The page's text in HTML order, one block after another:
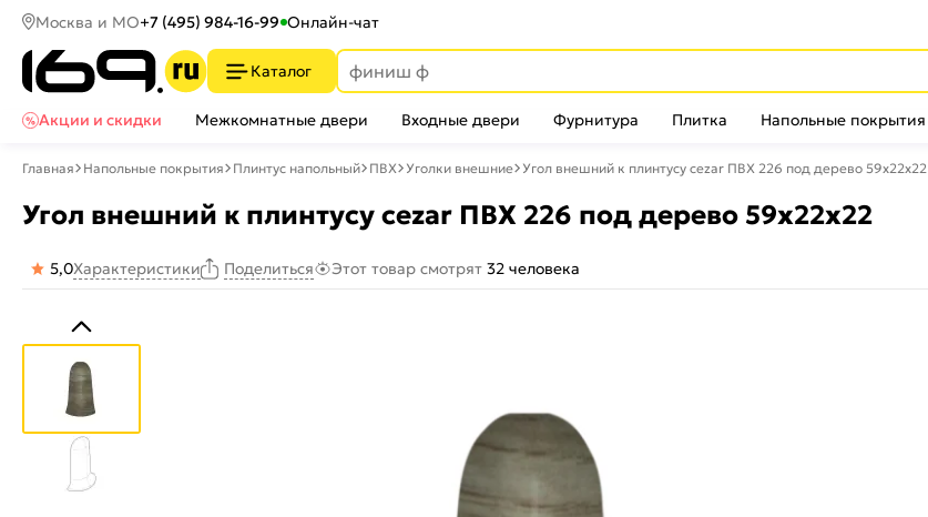
Москва и МО+7 (495) 984-16-99 Онлайн-чат
Каталог
Акции и скидки
Межкомнатные двери Входные двери Фурнитура Плитка Напольные покрытия
Главная Напольные покрытия Плинтус напольный ПВХ Уголки внешние Угол внешний к плинтусу cezar ПВХ 226 под дерево 59x22x22
Угол внешний к плинтусу cezar ПВХ 226 под дерево 59x22x22
5,0Характеристики Поделиться Этот товар смотрят 32 человека